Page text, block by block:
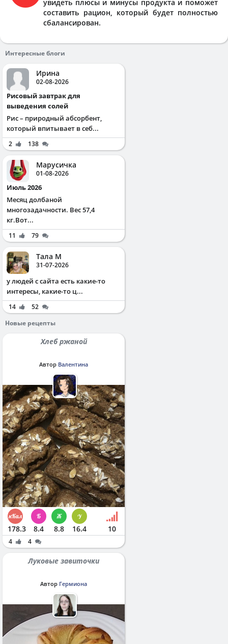
увидеть плюсы и минусы продукта и поможет
составить рацион, который будет полностью
сбалансирован.
Интересные блоги
Ирина
02-08-2026
Рисовый завтрак для
выведения солей
Рис – природный абсорбент,
который впитывает в себ...
2 138
Марусичка
01-08-2026
Июль 2026
Месяц долбаной
многозадачности. Вес 57,4
кг.Вот...
11 79
Тала М
31-07-2026
у людей с сайта есть какие-то
интересы, какие-то ц...
14
52
Новые рецепты
Хлеб ржаной
Автор Валентина
178.3 8.4 8.8 16.4 10
4 4
Луковые завиточки
Автор Гермиона